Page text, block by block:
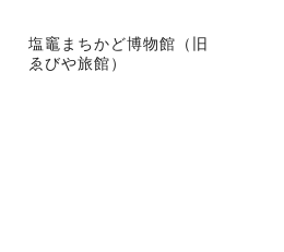
塩竈まちかど博物館（旧
ゑびや旅館）